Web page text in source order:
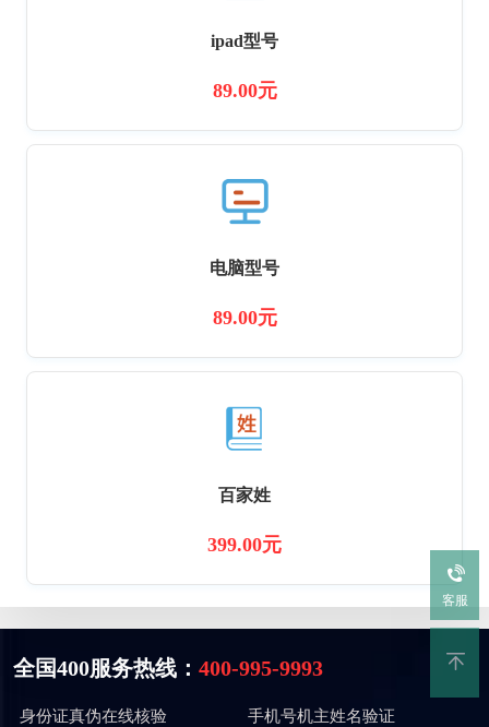
ipad型号
89.00元
电脑型号
89.00元
百家姓
399.00元
全国400服务热线： 400-995-9993
身份证真伪在线核验
手机号机主姓名验证
客服